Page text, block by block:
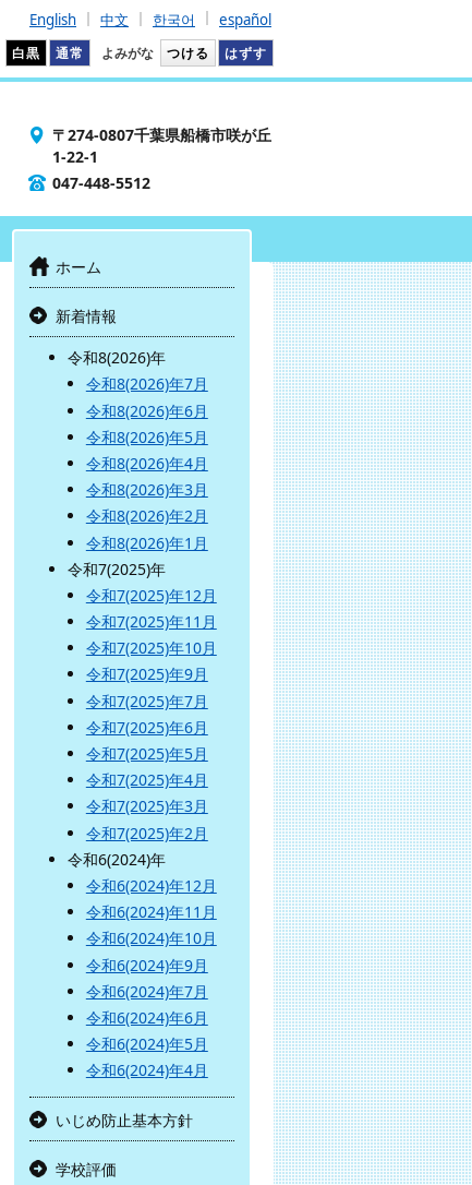
English 中文 한국어 español
白黒 通常 よみがな つける はずす
〒274-0807千葉県船橋市咲が丘
1-22-1
047-448-5512
ホーム
新着情報
令和8(2026)年
令和8(2026)年7月
令和8(2026)年6月
令和8(2026)年5月
令和8(2026)年4月
令和8(2026)年3月
令和8(2026)年2月
令和8(2026)年1月
令和7(2025)年
令和7(2025)年12月
令和7(2025)年11月
令和7(2025)年10月
令和7(2025)年9月
令和7(2025)年7月
令和7(2025)年6月
令和7(2025)年5月
令和7(2025)年4月
令和7(2025)年3月
令和7(2025)年2月
令和6(2024)年
令和6(2024)年12月
令和6(2024)年11月
令和6(2024)年10月
令和6(2024)年9月
令和6(2024)年7月
令和6(2024)年6月
令和6(2024)年5月
令和6(2024)年4月
いじめ防止基本方針
学校評価